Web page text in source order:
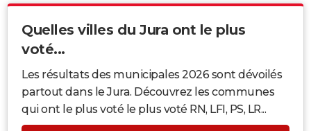
Quelles villes du Jura ont le plus
voté...
Les résultats des municipales 2026 sont dévoilés
partout dans le Jura. Découvrez les communes
qui ont le plus voté le plus voté RN, LFI, PS, LR...